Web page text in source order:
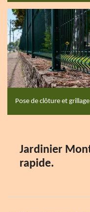
Pose de clôture et
Jardinier
rapide.